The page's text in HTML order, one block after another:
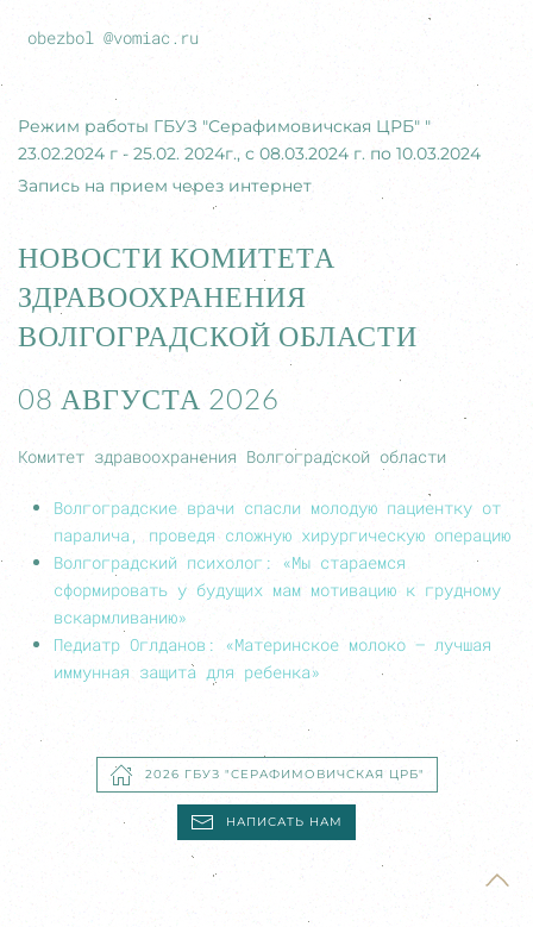
obezbol @vomiac.ru
Режим работы ГБУЗ "Серафимовичская ЦРБ" "
23.02.2024 г - 25.02. 2024г., с 08.03.2024 г. по 10.03.2024
Запись на прием через интернет
НОВОСТИ КОМИТЕТА
ЗДРАВООХРАНЕНИЯ
ВОЛГОГРАДСКОЙ ОБЛАСТИ
08 АВГУСТА 2026
Комитет здравоохранения Волгоградской области
Волгоградские врачи спасли молодую пациентку от
паралича, проведя сложную хирургическую операцию
Волгоградский психолог: «Мы стараемся
сформировать у будущих мам мотивацию к грудному
вскармливанию»
Педиатр Оглданов: «Материнское молоко – лучшая
иммунная защита для ребенка»
2026 ГБУЗ "СЕРАФИМОВИЧСКАЯ ЦРБ"
НАПИСАТЬ НАМ